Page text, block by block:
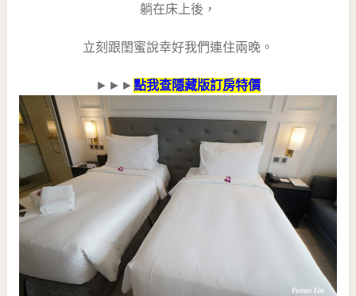
躺在床上後，
立刻跟閨蜜說幸好我們連住兩晚。
►►► 點我查隱藏版訂房特價